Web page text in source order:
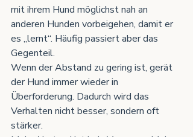
mit ihrem Hund möglichst nah an
anderen Hunden vorbeigehen, damit er
es „lernt“. Häufig passiert aber das
Gegenteil.
Wenn der Abstand zu gering ist, gerät
der Hund immer wieder in
Überforderung. Dadurch wird das
Verhalten nicht besser, sondern oft
stärker.